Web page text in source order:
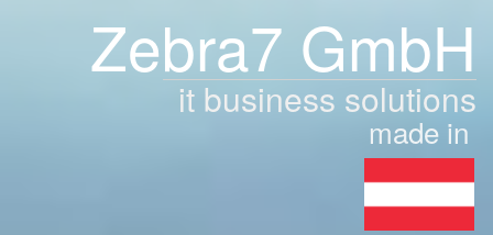
Zebra7 GmbH
it business solutions
made in